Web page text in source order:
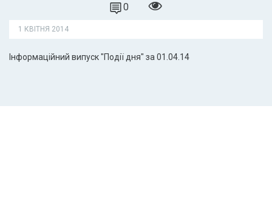
0
1 КВІТНЯ 2014
Інформаційний випуск "Події дня" за 01.04.14